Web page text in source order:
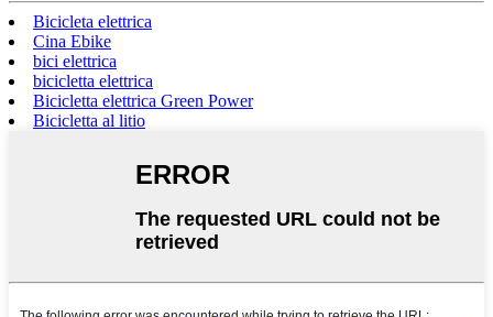
Bicicleta elettrica
Cina Ebike
bici elettrica
bicicletta elettrica
Bicicletta elettrica Green Power
Bicicletta al litio